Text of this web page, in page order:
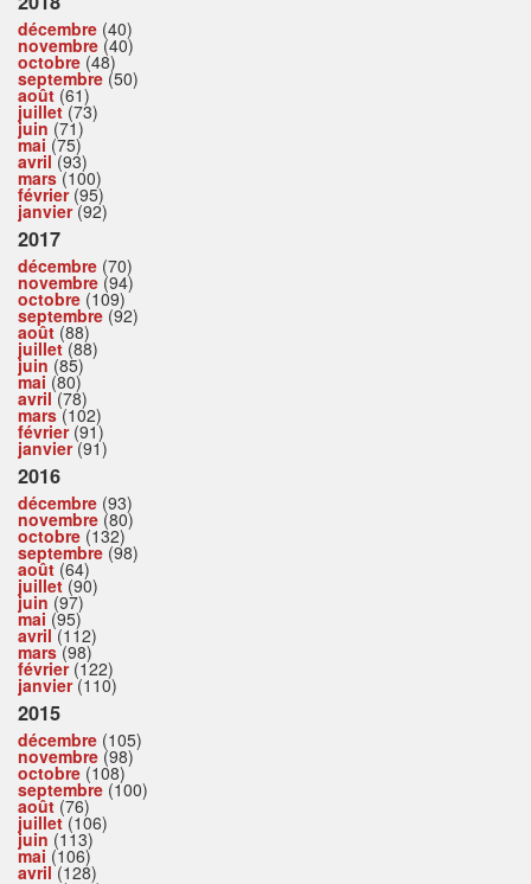
décembre (40)
novembre (40)
octobre (48)
septembre (50)
août (61)
juillet(73)
juin (71)
mai (75)
avril(93)
mars(100)
février(95)
janvier(92)
2017
décembre (70)
novembre (94)
octobre (109)
septembre (92)
août (88)
juillet(88)
juin (85)
mai (80)
avril(78)
mars(102)
février(91)
janvier(91)
2016
décembre (93)
novembre (80)
octobre (132)
septembre (98)
août (64)
juillet(90)
juin (97)
mai (95)
avril(112)
mars(98)
février(122)
janvier(110)
2015
décembre (105)
novembre (98)
octobre (108)
septembre (100)
août (76)
juillet(106)
juin (113)
mai (106)
avril(128)